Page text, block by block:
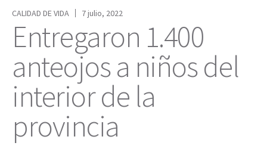
CALIDAD DE VIDA
7 julio, 2022
Entregaron 1.400
anteojos a niños del
interior de la
provincia